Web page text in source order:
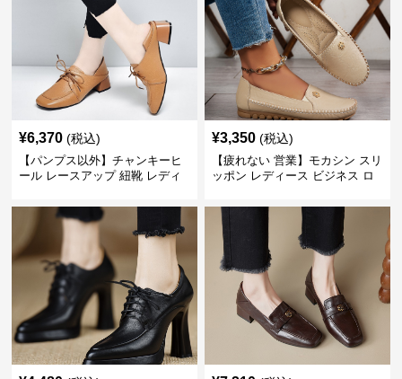
¥6,370 (税込)
【パンプス以外】チャンキーヒ
ール レースアップ 紐靴 レディ
ーツ スクエアトゥ 歩きやすい
¥3,350 (税込)
【疲れない 営業】モカシン スリ
ッポン レディース ビジネス ロ
ジュアル パンプス以外